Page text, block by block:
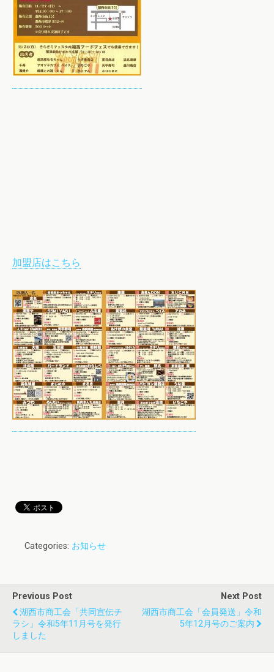
加盟店はこちら
Categories: お知らせ
Previous Post
湖西市商工会「共同宣伝チ
ラシ」令和5年11月号を発行
しました
Next Post
湖西市商工会「会員発送」令和
5年12月号のご案内